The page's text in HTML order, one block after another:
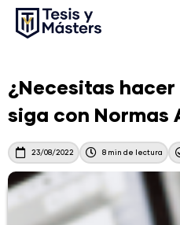
¿Necesitas
siga con Normas
23/08/2022 8 min de lectura